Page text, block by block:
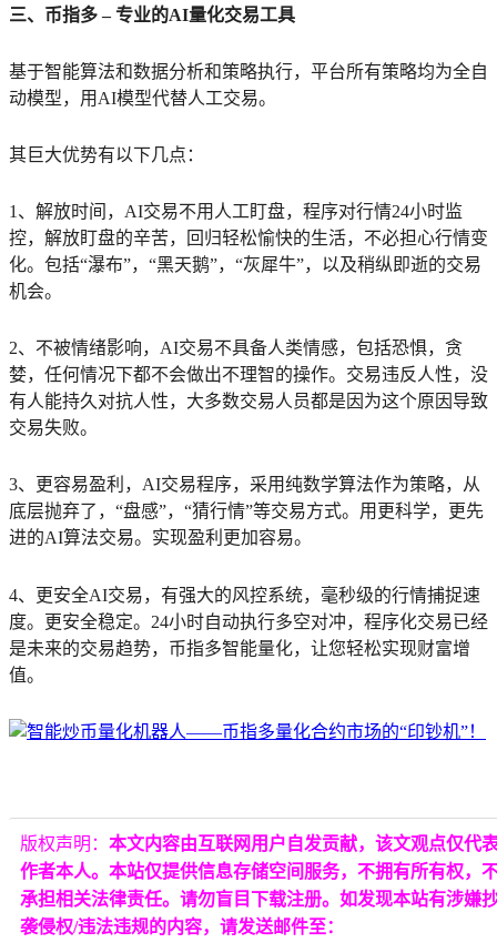
三、币指多 – 专业的AI量化交易工具
基于智能算法和数据分析和策略执行，平台所有策略均为全自
动模型，用AI模型代替人工交易。
其巨大优势有以下几点：
1、解放时间，AI交易不用人工盯盘，程序对行情24小时监
控，解放盯盘的辛苦，回归轻松愉快的生活，不必担心行情变
化。包括“瀑布”，“黑天鹅”，“灰犀牛”，以及稍纵即逝的交易
机会。
2、不被情绪影响，AI交易不具备人类情感，包括恐惧，贪
婪，任何情况下都不会做出不理智的操作。交易违反人性，没
有人能持久对抗人性，大多数交易人员都是因为这个原因导致
交易失败。
3、更容易盈利，AI交易程序，采用纯数学算法作为策略，从
底层抛弃了，“盘感”，“猜行情”等交易方式。用更科学，更先
进的AI算法交易。实现盈利更加容易。
4、更安全AI交易，有强大的风控系统，毫秒级的行情捕捉速
度。更安全稳定。24小时自动执行多空对冲，程序化交易已经
是未来的交易趋势，币指多智能量化，让您轻松实现财富增
值。
版权声明： 本文内容由互联网用户自发贡献，该文观点仅代
作者本人。本站仅提供信息存储空间服务，不拥有所有权，
承担相关法律责任。请勿盲目下载注册。如发现本站有涉嫌
袭侵权/违法违规的内容，请发送邮件至：